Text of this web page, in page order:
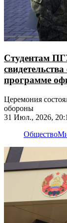
Студентам
программе
Церемония
обороны
31 Июл., 2026,
Общество